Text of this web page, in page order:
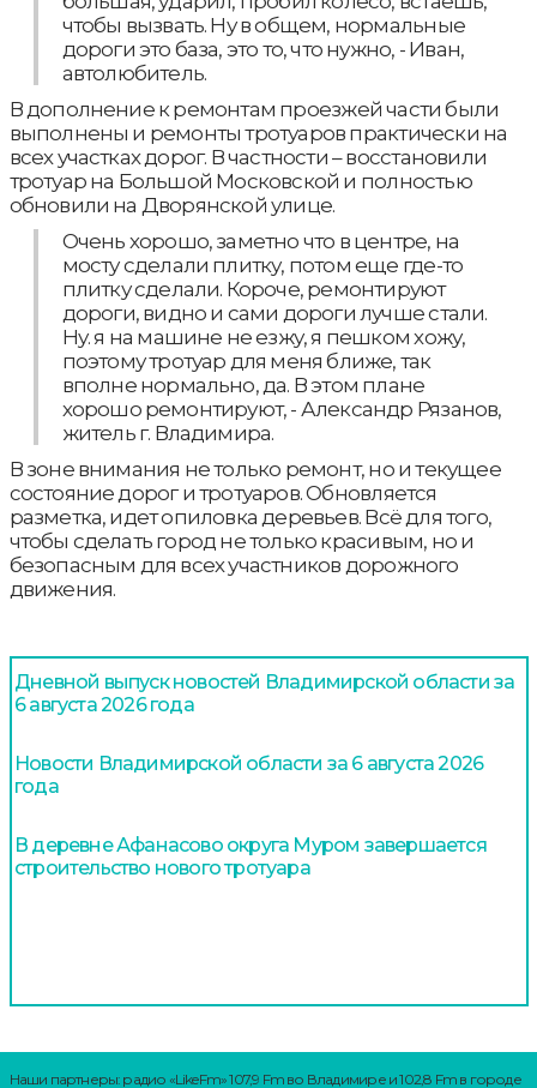
чтобы вызвать. Ну в общем, нормальные
дороги это база, это то, что нужно, - Иван,
автолюбитель.
В дополнение к ремонтам проезжей части были
выполнены и ремонты тротуаров практически на
всех участках дорог. В частности – восстановили
тротуар на Большой Московской и полностью
обновили на Дворянской улице.
Очень хорошо, заметно что в центре, на
мосту сделали плитку, потом еще где-то
плитку сделали. Короче, ремонтируют
дороги, видно и сами дороги лучше стали.
Ну. я на машине не езжу, я пешком хожу,
поэтому тротуар для меня ближе, так
вполне нормально, да. В этом плане
хорошо ремонтируют, - Александр Рязанов,
житель г. Владимира.
В зоне внимания не только ремонт, но и текущее
состояние дорог и тротуаров. Обновляется
разметка, идет опиловка деревьев. Всё для того,
чтобы сделать город не только красивым, но и
безопасным для всех участников дорожного
движения.
Дневной выпуск новостей Владимирской области за
6 августа 2026 года
Новости Владимирской области за 6 августа 2026
года
В деревне Афанасово округа Муром завершается
строительство нового тротуара
Наши партнеры: радио «LikeFm» 107,9 Fm во Владимире и 102,8 Fm в городе